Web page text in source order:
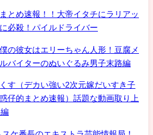
とめ速報！！大帝イタチにラリアッ
必殺！パイルドライバー
の彼女はエリーちゃん人形！豆腐メ
バイターのぬいぐるみ男子末路編
す（デカい強い2次元嫁だいすき子
仔的まとめ速報）話題な動画取り上